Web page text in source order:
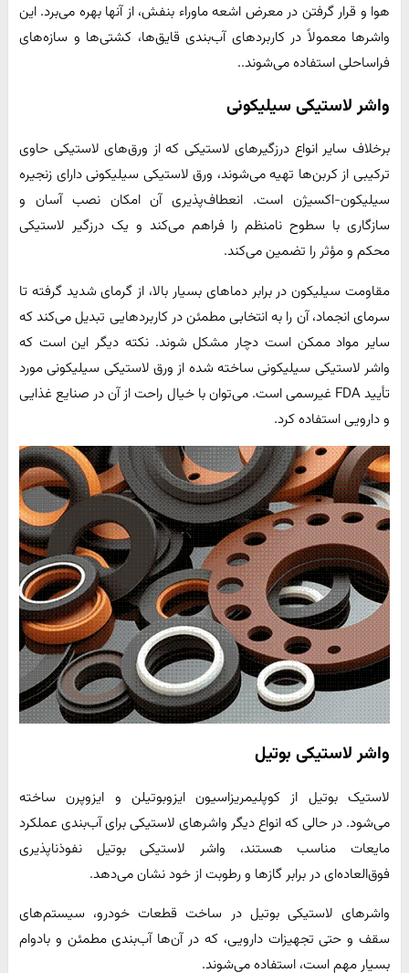
هوا و قرار گرفتن در معرض اشعه ماوراء بنفش، از آنها بهره می‌برد. این
واشرها معمولاً در کاربردهای آب‌بندی قایق‌ها، کشتی‌ها و سازه‌های
فراساحلی استفاده می‌شوند..
واشر لاستیکی سیلیکونی
برخلاف سایر انواع درزگیرهای لاستیکی که از ورق‌های لاستیکی حاوی
ترکیبی از کربن‌ها تهیه می‌شوند، ورق لاستیکی سیلیکونی دارای زنجیره
سیلیکون-اکسیژن است. انعطاف‌پذیری آن امکان نصب آسان و
سازگاری با سطوح نامنظم را فراهم می‌کند و یک درزگیر لاستیکی
محکم و مؤثر را تضمین می‌کند.
مقاومت سیلیکون در برابر دماهای بسیار بالا، از گرمای شدید گرفته تا
سرمای انجماد، آن را به انتخابی مطمئن در کاربردهایی تبدیل می‌کند که
سایر مواد ممکن است دچار مشکل شوند. نکته دیگر این است که
واشر لاستیکی سیلیکونی ساخته شده از ورق لاستیکی سیلیکونی مورد
تأیید FDA غیرسمی است. می‌توان با خیال راحت از آن در صنایع غذایی
و دارویی استفاده کرد.
واشر لاستیکی بوتیل
لاستیک بوتیل از کوپلیمریزاسیون ایزوبوتیلن و ایزوپرن ساخته
می‌شود. در حالی که انواع دیگر واشرهای لاستیکی برای آب‌بندی عملکرد
مایعات مناسب هستند، واشر لاستیکی بوتیل نفوذناپذیری
فوق‌العاده‌ای در برابر گازها و رطوبت از خود نشان می‌دهد.
واشرهای لاستیکی بوتیل در ساخت قطعات خودرو، سیستم‌های
سقف و حتی تجهیزات دارویی، که در آن‌ها آب‌بندی مطمئن و بادوام
بسیار مهم است، استفاده می‌شوند.